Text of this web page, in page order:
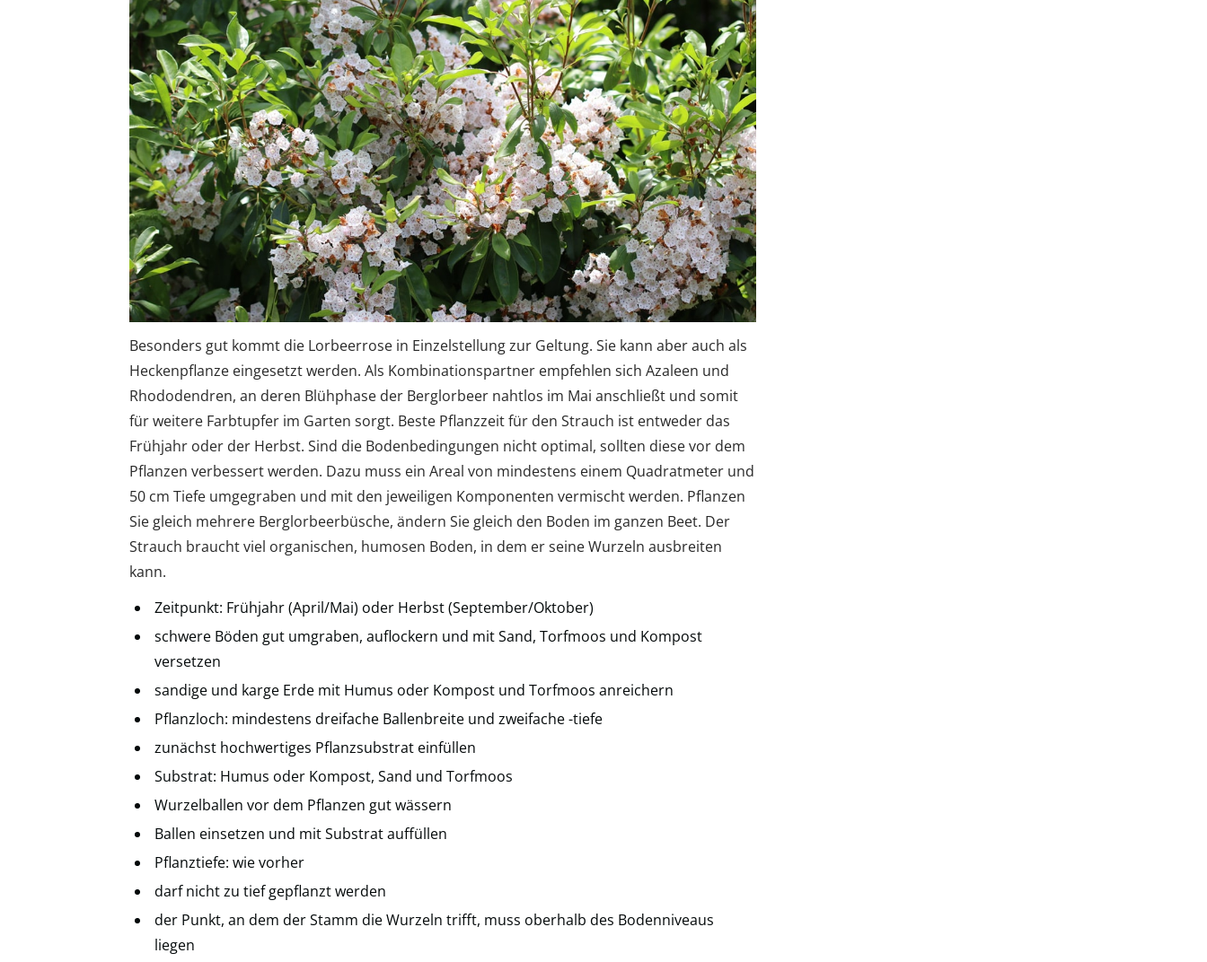
Besonders gut kommt die Lorbeerrose in Einzelstellung zur Geltung. Sie kann aber auch als
Heckenpflanze eingesetzt werden. Als Kombinationspartner empfehlen sich Azaleen und
Rhododendren, an deren Blühphase der Berglorbeer nahtlos im Mai anschließt und somit
für weitere Farbtupfer im Garten sorgt. Beste Pflanzzeit für den Strauch ist entweder das
Frühjahr oder der Herbst. Sind die Bodenbedingungen nicht optimal, sollten diese vor dem
Pflanzen verbessert werden. Dazu muss ein Areal von mindestens einem Quadratmeter und
50 cm Tiefe umgegraben und mit den jeweiligen Komponenten vermischt werden. Pflanzen
Sie gleich mehrere Berglorbeerbüsche, ändern Sie gleich den Boden im ganzen Beet. Der
Strauch braucht viel organischen, humosen Boden, in dem er seine Wurzeln ausbreiten
kann.
Zeitpunkt: Frühjahr (April/Mai) oder Herbst (September/Oktober)
schwere Böden gut umgraben, auflockern und mit Sand, Torfmoos und Kompost
versetzen
sandige und karge Erde mit Humus oder Kompost und Torfmoos anreichern
Pflanzloch: mindestens dreifache Ballenbreite und zweifache -tiefe
zunächst hochwertiges Pflanzsubstrat einfüllen
Substrat: Humus oder Kompost, Sand und Torfmoos
Wurzelballen vor dem Pflanzen gut wässern
Ballen einsetzen und mit Substrat auffüllen
Pflanztiefe: wie vorher
darf nicht zu tief gepflanzt werden
der Punkt, an dem der Stamm die Wurzeln trifft, muss oberhalb des Bodenniveaus
liegen